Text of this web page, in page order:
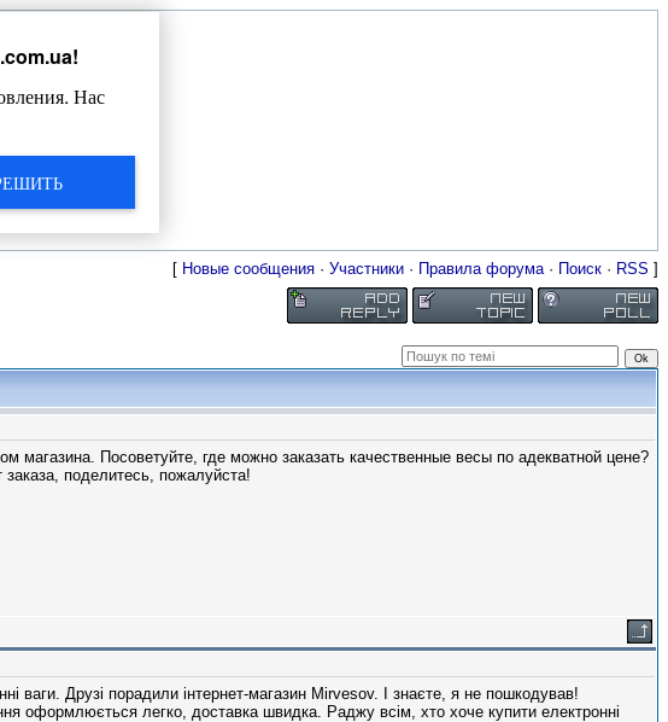
[ Новые сообщения · Участники · Правила форума· Поиск · RSS ]
Посоветуйте, где можно заказать качественные весы по адекватной цене?
поделитесь, пожалуйста!
ваги. Друзі порадили інтернет-магазин Mirvesov. І знаєте, я не пошкодував!
оформлюється легко, доставка швидка. Раджу всім, хто хоче купити електронні
!
Нас